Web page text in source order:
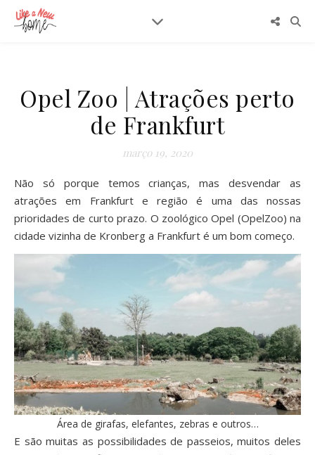
Opel Zoo | Atrações perto
de Frankfurt
março 19, 2020
Não só porque temos crianças, mas desvendar as
atrações em Frankfurt e região é uma das nossas
prioridades de curto prazo. O zoológico Opel (OpelZoo) na
cidade vizinha de Kronberg a Frankfurt é um bom começo.
Área de girafas, elefantes, zebras e outros…
E são muitas as possibilidades de passeios, muitos deles